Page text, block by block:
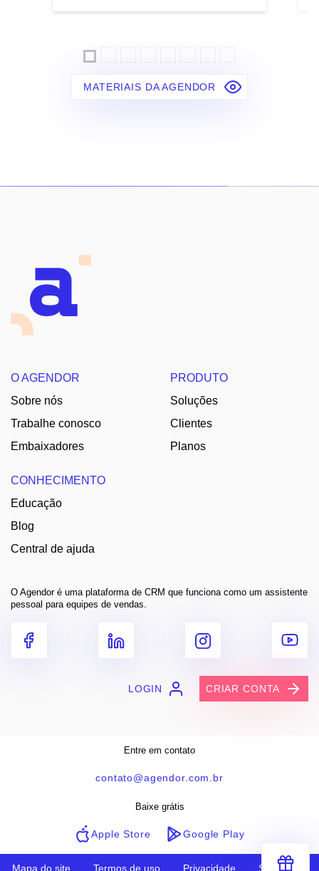
MATERIAIS DA AGENDOR
O AGENDOR
Sobre nós
Trabalhe conosco
Embaixadores
PRODUTO
Soluções
Clientes
Planos
CONHECIMENTO
Educação
Blog
Central de ajuda
O Agendor é uma plataforma de CRM que funciona como um assistente
pessoal para equipes de vendas.
LOGIN CRIAR CONTA
Entre em contato
contato@agendor.com.br
Baixe grátis
Apple Store Google Play
Mapa do site Termos de uso Privacidade Segurança